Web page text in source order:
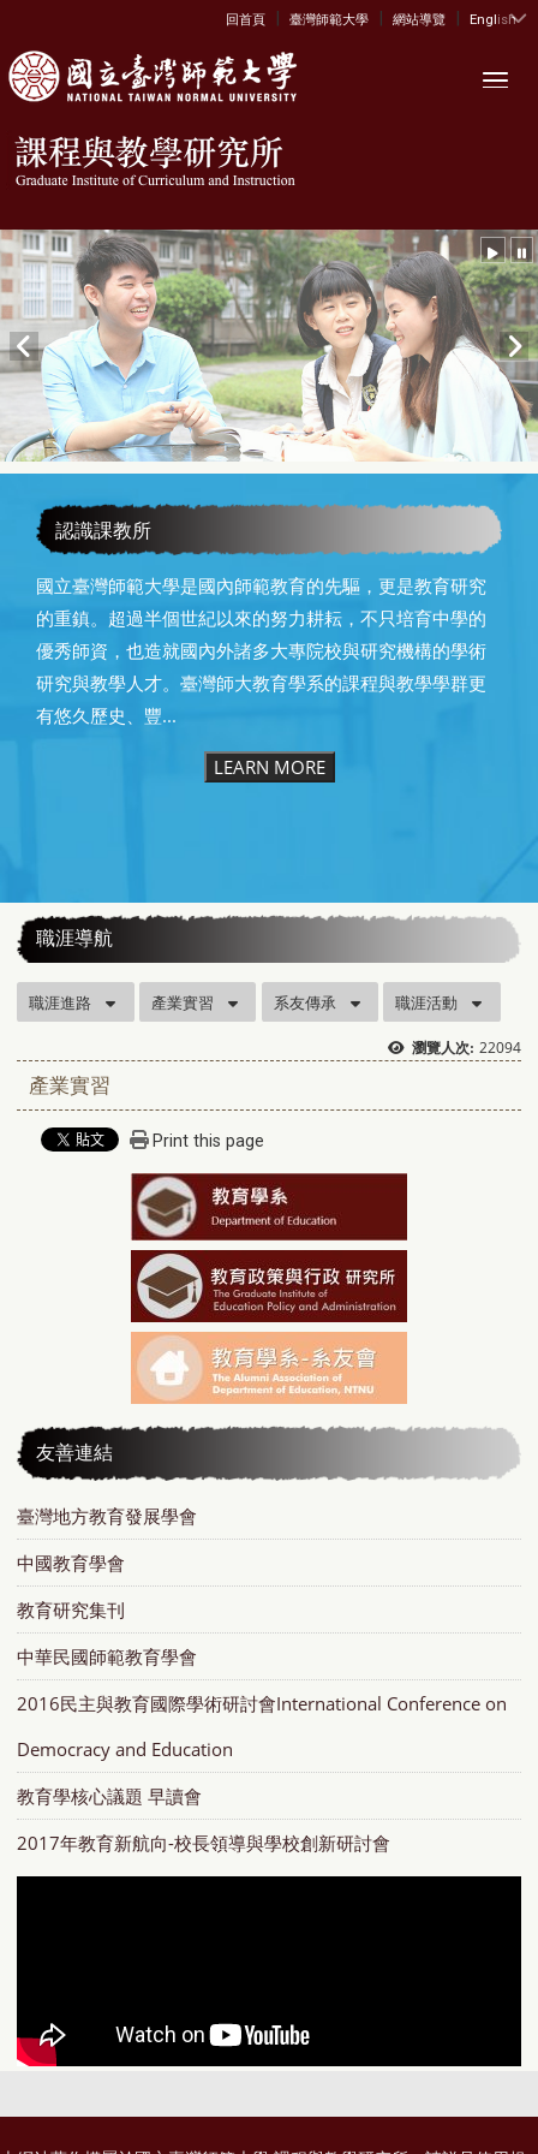
:::
回首頁 | 臺灣師範大學 | 網站導覽 | English
認識課教所
國立臺灣師範大學是國內師範教育的先驅，更是教育研究
的重鎮。超過半個世紀以來的努力耕耘，不只培育中學的
優秀師資，也造就國內外諸多大專院校與研究機構的學術
研究與教學人才。臺灣師大教育學系的課程與教學學群更
有悠久歷史、豐...
LEARN MORE
職涯導航
職涯進路 產業實習 系友傳承 職涯活動
瀏覽人次: 22094
產業實習
Print this page
友善連結
臺灣地方教育發展學會
中國教育學會
教育研究集刊
中華民國師範教育學會
2016民主與教育國際學術研討會International Conference on
Democracy and Education
教育學核心議題 早讀會
2017年教育新航向-校長領導與學校創新研討會